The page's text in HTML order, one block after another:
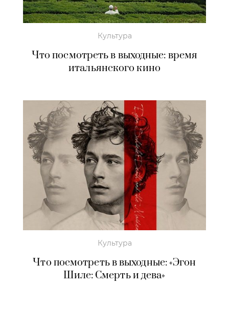
Культура
Что посмотреть в выходные: время
итальянского кино
Культура
Что посмотреть в выходные: «Эгон
Шиле: Смерть и дева»